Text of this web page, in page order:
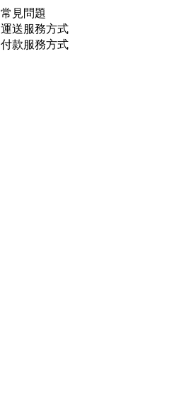
常見問題
運送服務方式
付款服務方式